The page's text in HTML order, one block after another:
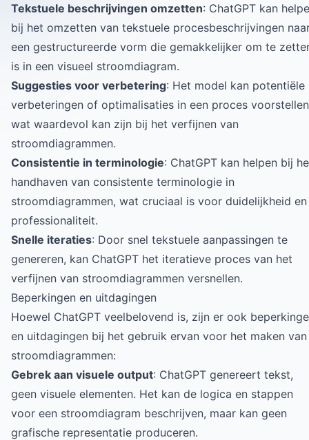
Tekstuele beschrijvingen omzetten: ChatGPT kan
bij het omzetten van tekstuele procesbeschrijvingen
een gestructureerde vorm die gemakkelijker om te
is in een visueel stroomdiagram.
Suggesties voor verbetering: Het model kan potentiële
verbeteringen of optimalisaties in een proces
wat waardevol kan zijn bij het verfijnen van
stroomdiagrammen.
Consistentie in terminologie: ChatGPT kan helpen bij
handhaven van consistente terminologie in
stroomdiagrammen, wat cruciaal is voor duidelijkheid en
professionaliteit.
Snelle iteraties: Door snel tekstuele aanpassingen te
genereren, kan ChatGPT het iteratieve proces van het
verfijnen van stroomdiagrammen versnellen.
Beperkingen en uitdagingen
Hoewel ChatGPT veelbelovend is, zijn er ook
en uitdagingen bij het gebruik ervan voor het maken van
stroomdiagrammen:
Gebrek aan visuele output: ChatGPT genereert tekst,
geen visuele elementen. Het kan de logica en stappen
voor een stroomdiagram beschrijven, maar kan geen
grafische representatie produceren.